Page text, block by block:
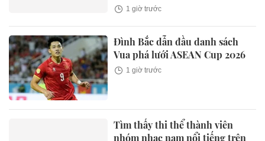
1 giờ trước
Đình Bắc dẫn đầu danh sách
Vua phá lưới ASEAN Cup 2026
1 giờ trước
Tìm thấy thi thể thành viên
nhóm nhạc nam nổi tiếng trên